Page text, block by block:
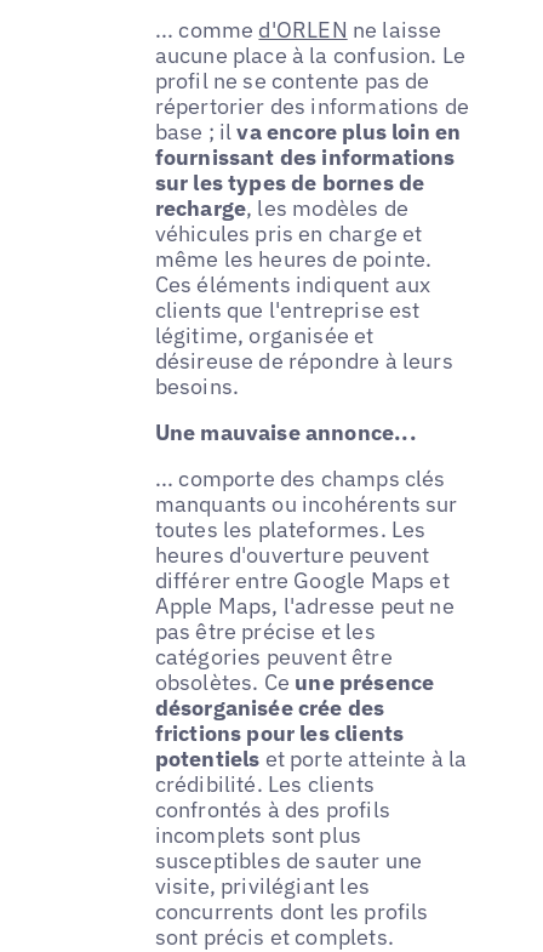
... comme d'ORLEN ne laisse
aucune place à la confusion. Le
profil ne se contente pas de
répertorier des informations de
base ; ilva encore plus loin en
fournissant des informations
sur les types de bornes de
recharge, les modèles de
véhicules pris en charge et
même les heures de pointe.
Ces éléments indiquent aux
clients que l'entreprise est
légitime, organisée et
désireuse de répondre à leurs
besoins.
Une mauvaise annonce...
... comporte des champs clés
manquants ou incohérents sur
toutes les plateformes. Les
heures d'ouverture peuvent
différer entre Google Maps et
Apple Maps, l'adresse peut ne
pas être précise et les
catégories peuvent être
obsolètes. Ce une présence
désorganisée crée des
frictions pour les clients
potentiels et porte atteinte à la
crédibilité. Les clients
confrontés à des profils
incomplets sont plus
susceptibles de sauter une
visite, privilégiant les
concurrents dont les profils
sont précis et complets.